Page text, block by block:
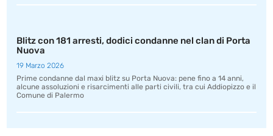
Blitz con 181 arresti, dodici condanne nel clan di Porta
Nuova
19 Marzo 2026
Prime condanne dal maxi blitz su Porta Nuova: pene fino a 14 anni,
alcune assoluzioni e risarcimenti alle parti civili, tra cui Addiopizzo e il
Comune di Palermo